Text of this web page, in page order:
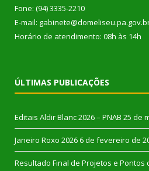
Fone: (94) 3335-2210
E-mail:
Horário de atendimento: 08h às 14h
ÚLTIMAS PUBLICAÇÕES
Editais Aldir Blanc 2026 – PNAB 25 de
Janeiro Roxo 2026 6 de fevereiro de
Resultado Final de Projetos e Pontos